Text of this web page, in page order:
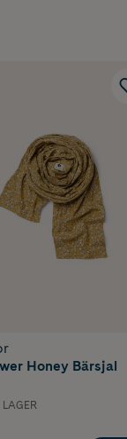
Honey Bärsjal
LAGER